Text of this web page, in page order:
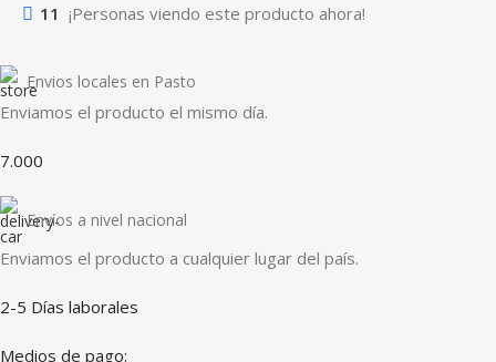
11 ¡Personas viendo este producto ahora!
Envios locales en Pasto
Enviamos el producto el mismo día.
7.000
Envíos a nivel nacional
Enviamos el producto a cualquier lugar del país.
2-5 Días laborales
Medios de pago: